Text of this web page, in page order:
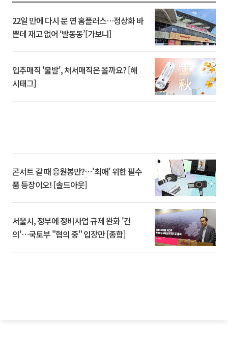
22일 만에 다시 문 연 홈플러스…정상화 바
쁜데 재고 없어 ‘발동동’[가보니]
입추매직 '불발', 처서매직은 올까요? [해
시태그]
콘서트 갈 때 응원봉만?⋯'최애' 위한 필수
품 등장이오! [솔드아웃]
서울시, 정부에 정비사업 규제 완화 '건
의'⋯국토부 "협의 중" 입장만 [종합]